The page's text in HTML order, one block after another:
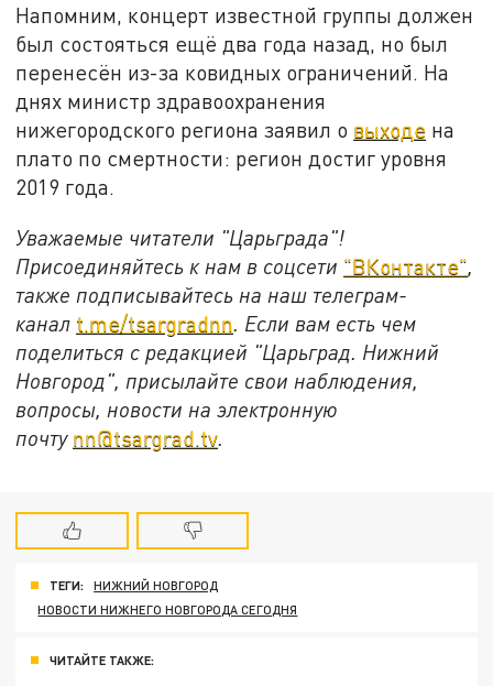
Напомним, концерт известной группы должен
был состояться ещё два года назад, но был
перенесён из-за ковидных ограничений. На
днях министр здравоохранения
нижегородского региона заявил о выходе на
плато по смертности: регион достиг уровня
2019 года.
Уважаемые читатели "Царьграда"!
Присоединяйтесь к нам в соцсети "ВКонтакте"
также подписывайтесь на наш телеграм-
канал t.me/tsargradnn . Если вам есть чем
поделиться с редакцией "Царьград. Нижний
Новгород", присылайте свои наблюдения,
вопросы, новости на электронную
почту nn@tsargrad.tv
ТЕГИ:
НИЖНИЙ НОВГОРОД
НОВОСТИ НИЖНЕГО НОВГОРОДА СЕГОДНЯ
ЧИТАЙТЕ ТАКЖЕ: